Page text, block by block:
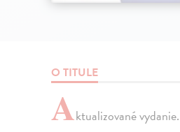
O TITULE
Aktualizované vydanie.